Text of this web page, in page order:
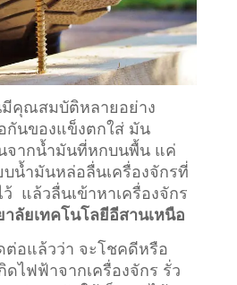
คุณสมบัติหลายอย่าง
กันของแข็งตกใส่ มัน
จากน้ำมันที่หกบนพื้น แค่
บน้ำมันหล่อลื่นเครื่องจักรที่
แล้วลื่นเข้าหาเครื่องจักร
าลัยเทคโนโลยีอีสานเหนือ
อแล้วว่า จะโชคดีหรือ
ดไฟฟ้าจากเครื่องจักร รั่ว